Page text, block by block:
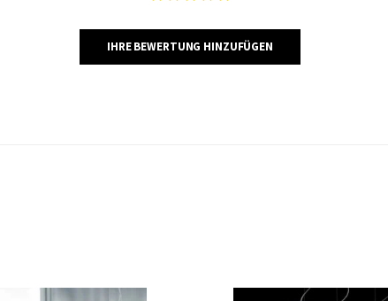
IHRE BEWERTUNG HINZUFÜGEN